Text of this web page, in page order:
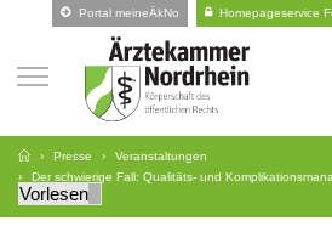
Portal meineÄkNo Homepageservice
Presse
Veranstaltungen
Der schwierige Fall: Qualitäts- und
Kardiologie
Vorlesen